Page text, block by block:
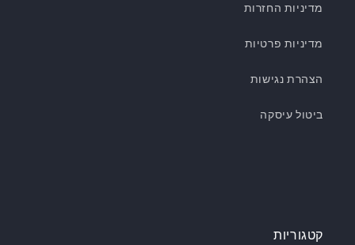
מדיניות החזרות
מדיניות פרטיות
הצהרת נגישות
ביטול עיסקה
קטגוריות